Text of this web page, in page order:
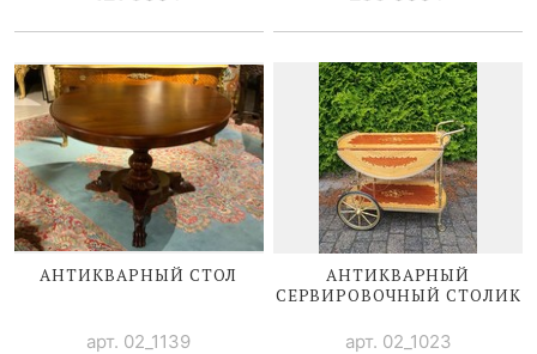
АНТИКВАРНЫЙ СТОЛ
арт. 02_1139
АНТИКВАРНЫЙ
СЕРВИРОВОЧНЫЙ СТОЛИК
арт. 02_1023